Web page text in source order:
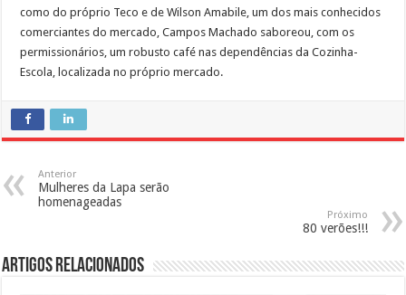
como do próprio Teco e de Wilson Amabile, um dos mais conhecidos
comerciantes do mercado, Campos Machado saboreou, com os
permissionários, um robusto café nas dependências da Cozinha-
Escola, localizada no próprio mercado.
Anterior
Mulheres da Lapa serão
homenageadas
Próximo
80 verões!!!
Artigos Relacionados